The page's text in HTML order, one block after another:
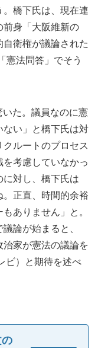
橋下氏は、現在連
前身「大阪維新の
衛権が議論された
憲法問答」でそう
た。議員なのに憲
い」と橋下氏は対
ルートのプロセス
を考慮していなかっ
対し、橋下氏は
。正直、時間的余裕
ありません」と。
論が始まると、
治家が憲法の議論を
ビ）と期待を述べ